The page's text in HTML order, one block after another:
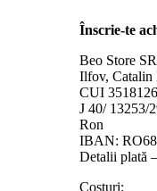
Înscrie-te
Beo Store
Ilfov, Catalin
CUI
J 40/ 13253/
Ron
IBAN:
Detalii plată
Costuri: